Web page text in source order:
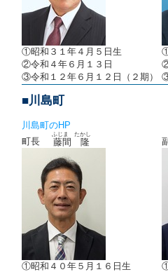
①昭和３１年４月５日生
②令和４年６月１３日
③令和１２年６月１２日（２期）
■川島町
川島町のHP
町長
藤間 隆
ふじま たかし
①昭和４０年５月１６日生